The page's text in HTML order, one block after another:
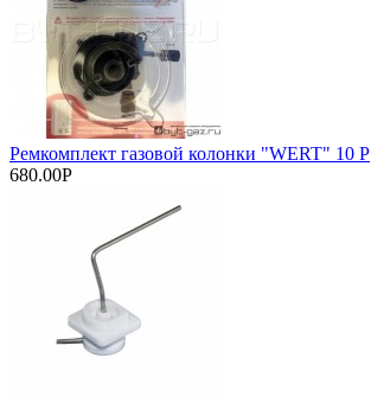
Ремкомплект газовой колонки "WERT" 10 Р
680.00Р